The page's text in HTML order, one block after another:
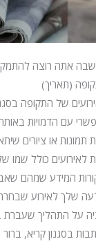
אתה רוצה
(תאריך)
של התקופה
עם הדמויות
תמונות או ציורים
לאירועים כולל שמו
המידע שמהם
שלך לאירוע שבחרת
על התהליך שעברת
בסגנון קריא,